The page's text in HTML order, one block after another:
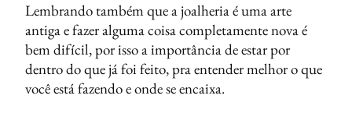
Lembrando também que a joalheria é uma arte
antiga e fazer alguma coisa completamente nova é
bem difícil, por isso a importância de estar por
dentro do que já foi feito, pra entender melhor o que
você está fazendo e onde se encaixa.